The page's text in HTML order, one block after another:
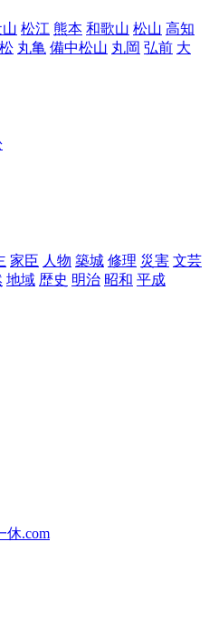
山 松江 熊本 和歌山 松山 高知
丸亀 備中松山 丸岡 弘前 大
家臣 人物 築城 修理 災害 文芸
地域 歴史 明治 昭和 平成
休.com